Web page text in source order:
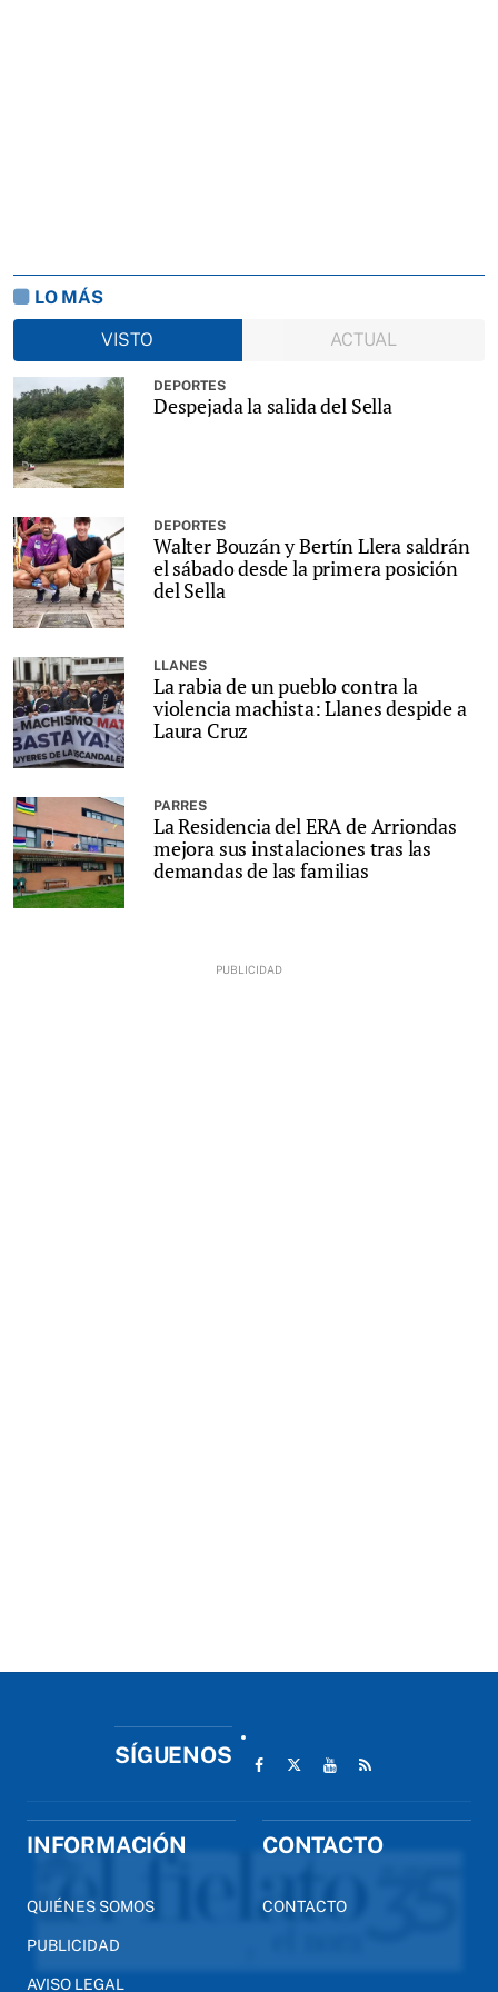
LO MÁS
VISTO
ACTUAL
DEPORTES
Despejada la salida del Sella
DEPORTES
Walter Bouzán y Bertín Llera saldrán
el sábado desde la primera posición
del Sella
LLANES
La rabia de un pueblo contra la
violencia machista: Llanes despide a
Laura Cruz
PARRES
La Residencia del ERA de Arriondas
mejora sus instalaciones tras las
demandas de las familias
SÍGUENOS
INFORMACIÓN
QUIÉNES SOMOS
PUBLICIDAD
AVISO LEGAL
CONTACTO
CONTACTO